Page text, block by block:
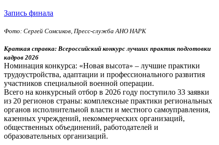
Запись финала
Фото: Сергей Сомсиков, Пресс-служба АНО НАРК
Краткая справка: Всероссийский конкурс лучших практик подготовки
кадров 2026
Номинация конкурса: «Новая высота» – лучшие практики
трудоустройства, адаптации и профессионального развития
участников специальной военной операции.
Всего на конкурсный отбор в 2026 году поступило 33 заявки
из 20 регионов страны: комплексные практики региональных
органов исполнительной власти и местного самоуправления,
казенных учреждений, некоммерческих организаций,
общественных объединений, работодателей и
образовательных организаций.